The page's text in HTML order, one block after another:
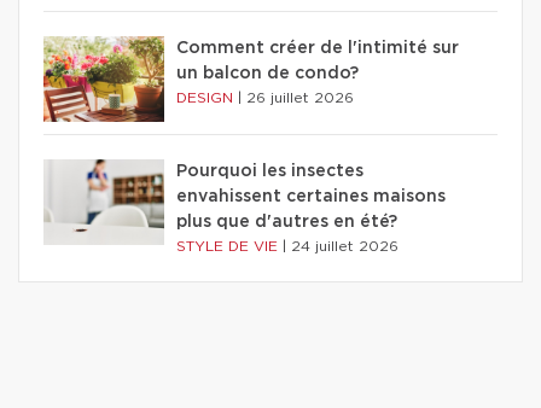
Comment créer de l'intimité sur
un balcon de condo?
DESIGN 26 juillet 2026
Pourquoi les insectes
envahissent certaines maisons
plus que d'autres en été?
STYLE DE VIE 24 juillet 2026